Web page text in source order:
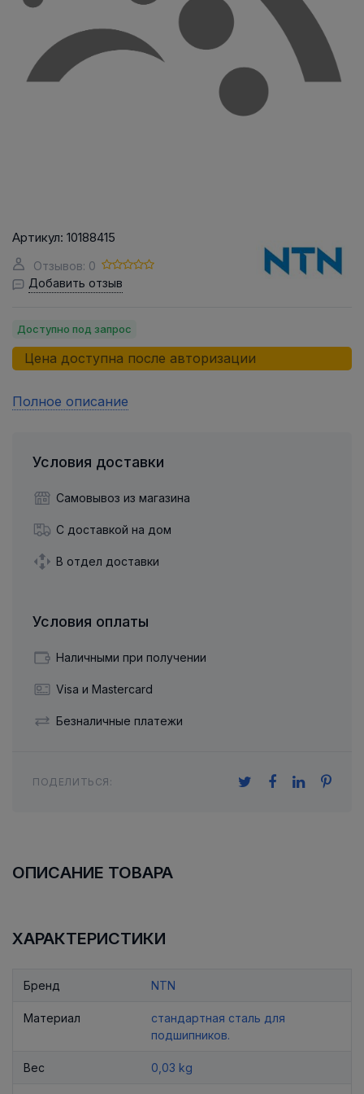
Артикул: 10188415
Отзывов: 0
Добавить отзыв
Доступно под запрос
Цена доступна после авторизации
Полное описание
Условия доставки
Самовывоз из магазина
С доставкой на дом
В отдел доставки
Условия оплаты
Наличными при получении
Visa и Mastercard
Безналичные платежи
ПОДЕЛИТЬСЯ:
ОПИСАНИЕ ТОВАРА
ХАРАКТЕРИСТИКИ
Бренд NTN
Материал
стандартная сталь для
подшипников.
Вес 0,03 kg